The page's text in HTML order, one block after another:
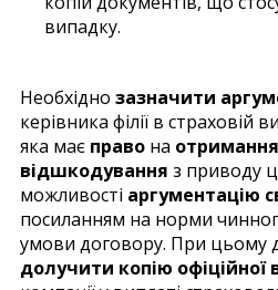
випадку.
Необхідно зазначити
керівника філії в страховій
яка має право на отримання
відшкодування з приводу
можливості аргументацію
посиланням на норми
умови договору. При цьому
долучити копію офіційної